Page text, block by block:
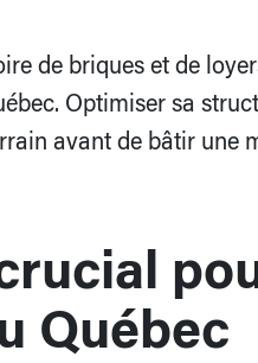
de briques et de
Optimiser sa
avant de bâtir une
Québec